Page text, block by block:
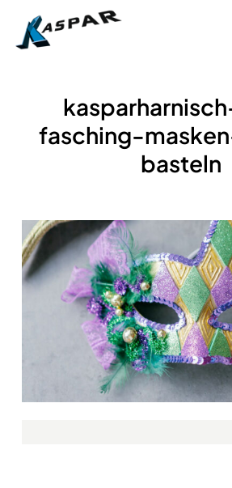
fasching-
basteln